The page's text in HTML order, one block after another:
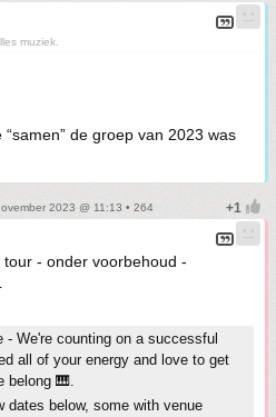
muziek.
de groep van 2023 was
2023 @ 11:13 • 264
- onder voorbehoud -
- We're counting on a successful
all of your energy and love to get
belong 🎹.
dates below, some with venue